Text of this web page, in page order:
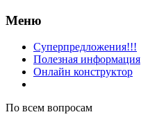
Меню
Суперпредложения!!!
Полезная информация
Онлайн конструктор
По всем вопросам